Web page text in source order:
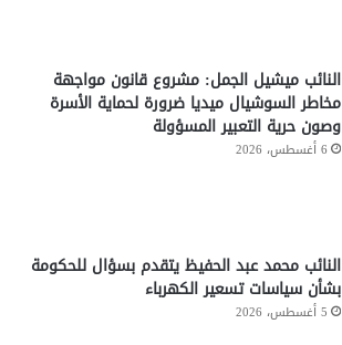
النائب ميشيل الجمل: مشروع قانون مواجهة
مخاطر السوشيال ميديا ضرورة لحماية الأسرة
وصون حرية التعبير المسؤولة
6 أغسطس، 2026
النائب محمد عبد الحفيظ يتقدم بسؤال للحكومة
بشأن سياسات تسعير الكهرباء
5 أغسطس، 2026